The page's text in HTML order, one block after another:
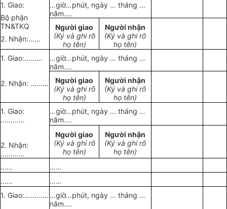
1. Giao:
Bộ phận
TN&TKQ
2. Nhận:……
…giờ…phút, ngày … tháng …
năm....
Người giao
(Ký và ghi rõ
họ tên)
Người nhận
(Ký và ghi rõ
họ tên)
1. Giao:………
2. Nhận: ………
…giờ…phút, ngày … tháng …
năm....
Người giao
(Ký và ghi rõ
họ tên)
Người nhận
(Ký và ghi rõ
họ tên)
1. Giao:
…………
2. Nhận:
…………
…giờ…phút, ngày … tháng …
năm....
Người giao
(Ký và ghi rõ
họ tên)
Người nhận
(Ký và ghi rõ
họ tên)
……
……
……
……
1. Giao:………… …giờ…phút, ngày … tháng …
năm....